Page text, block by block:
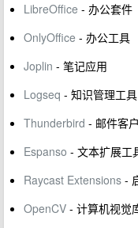
LibreOffice - 办公套件
OnlyOffice - 办公工具
Joplin - 笔记应用
Logseq - 知识管理工具
Thunderbird - 邮件客
Espanso - 文本扩展工
Raycast Extensions -
OpenCV - 计算机视觉